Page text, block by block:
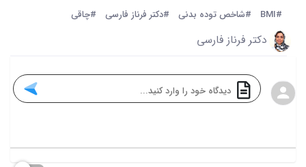
#BMI #شاخص توده بدنی #دکتر فرناز فارسی #چاقی
دکتر فرناز فارسی